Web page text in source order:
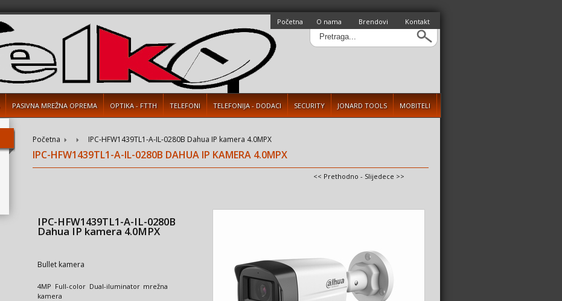
Početna O nama Brendovi Kontakt
PASIVNA MREŽNA OPREMA OPTIKA - FTTH TELEFONI TELEFONIJA - DODACI SECURITY JONARD TOOLS MOBITELI
Početna IPC-HFW1439TL1-A-IL-0280B Dahua IP kamera 4.0MPX
IPC-HFW1439TL1-A-IL-0280B DAHUA IP KAMERA 4.0MPX
<< Prethodno - Slijedece >>
IPC-HFW1439TL1-A-IL-0280B
Dahua IP kamera 4.0MPX
Bullet kamera
4MP Full-color Dual-iluminator mrežna
kamera